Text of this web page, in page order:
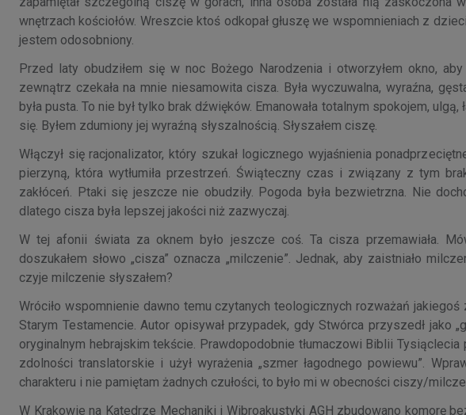
wnętrzach kościołów. Wreszcie ktoś odkopał głuszę we wspomnieniach z
jestem odosobniony.
Przed laty obudziłem się w noc Bożego Narodzenia i otworzyłem okno,
zewnątrz czekała na mnie niesamowita cisza. Była wyczuwalna, wyraźna,
była pusta. To nie był tylko brak dźwięków. Emanowała totalnym spokojem, ulgą,
się. Byłem zdumiony jej wyraźną słyszalnością. Słyszałem ciszę.
Włączył się racjonalizator, który szukał logicznego wyjaśnienia
pierzyną, która wytłumiła przestrzeń. Świąteczny czas i związany z tym
zakłóceń. Ptaki się jeszcze nie obudziły. Pogoda była bezwietrzna. Nie
dlatego cisza była lepszej jakości niż zazwyczaj.
W tej afonii świata za oknem było jeszcze coś. Ta cisza przemawiała.
doszukałem słowo „cisza” oznacza „milczenie”. Jednak, aby zaistniało
czyje milczenie słyszałem?
Wróciło wspomnienie dawno temu czytanych teologicznych rozważań
Starym Testamencie. Autor opisywał przypadek, gdy Stwórca przyszedł jako
oryginalnym hebrajskim tekście. Prawdopodobnie tłumaczowi Biblii
zdolności translatorskie i użył wyrażenia „szmer łagodnego powiewu”.
charakteru i nie pamiętam żadnych czułości, to było mi w obecności ciszy/
W Krakowie na Katedrze Mechaniki i Wibroakustyki AGH zbudowano komorę